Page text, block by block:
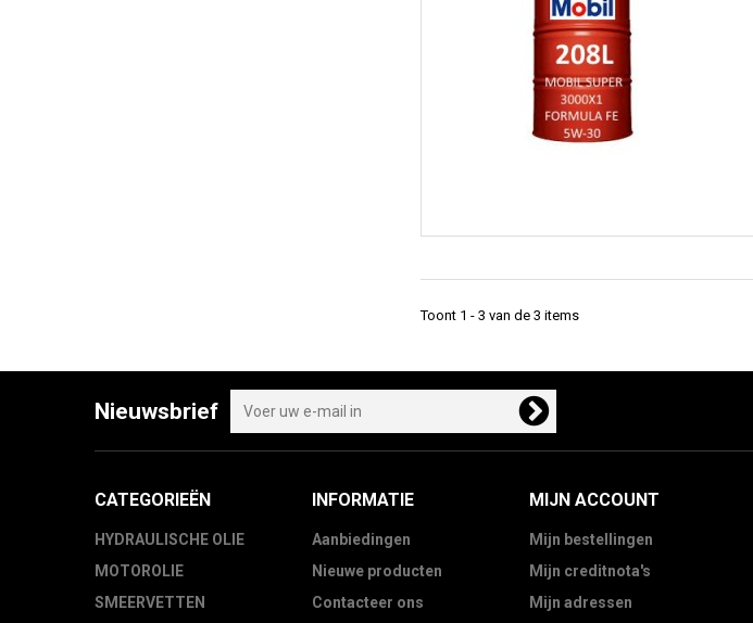
Toont 1 - 3 van de 3 items
Nieuwsbrief
CATEGORIEËN
HYDRAULISCHE OLIE
MOTOROLIE
SMEERVETTEN
INFORMATIE
Aanbiedingen
Nieuwe producten
Contacteer ons
MIJN ACCOUNT
Mijn bestellingen
Mijn creditnota's
Mijn adressen